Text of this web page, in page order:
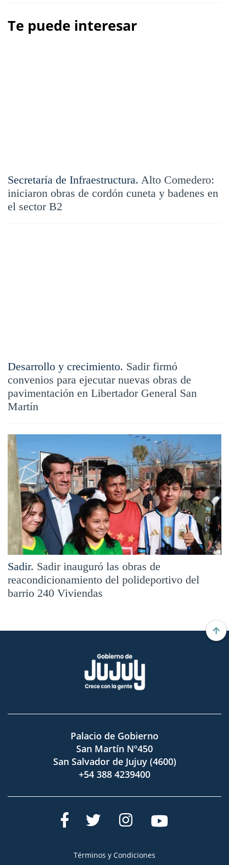
Te puede interesar
Secretaría de Infraestructura. Alto Comedero:
iniciaron obras de cordón cuneta y badenes en
el sector B2
Desarrollo y crecimiento. Sadir firmó
convenios para ejecutar nuevas obras de
pavimentación en Libertador General San
Martín
Sadir. Sadir inauguró las obras de
reacondicionamiento del polideportivo del
barrio 240 Viviendas
Palacio de Gobierno
San Martín Nº450
San Salvador de Jujuy (4600)
+54 388 4239400
Términos y Condiciones